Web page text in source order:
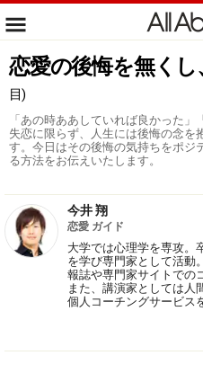
恋愛の後悔を無く
目)
「あの時ああしていれば良かった
失恋に限らず、人生には後悔の念を
す。今日はその後悔の気持ちをポジ
る方法をお伝えいたします。
今井 翔
恋愛 ガイド
大学では心理学を専攻。
を学び専門家として活動
報誌や専門家サイトでの
また、講演家としては人
個人コーチングサービス